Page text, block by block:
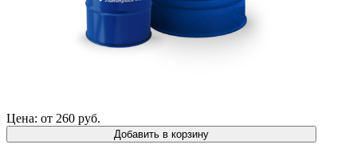
Цена: от 260 руб.
Добавить в корзину